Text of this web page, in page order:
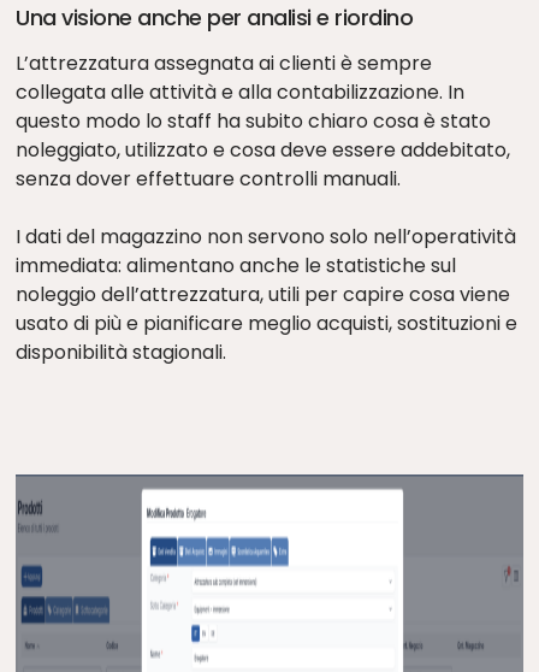
Una visione anche per analisi e riordino
L’attrezzatura assegnata ai clienti è sempre
collegata alle attività e alla contabilizzazione. In
questo modo lo staff ha subito chiaro cosa è stato
noleggiato, utilizzato e cosa deve essere addebitato,
senza dover effettuare controlli manuali.
I dati del magazzino non servono solo nell’operatività
immediata: alimentano anche le statistiche sul
noleggio dell’attrezzatura, utili per capire cosa viene
usato di più e pianificare meglio acquisti, sostituzioni e
disponibilità stagionali.